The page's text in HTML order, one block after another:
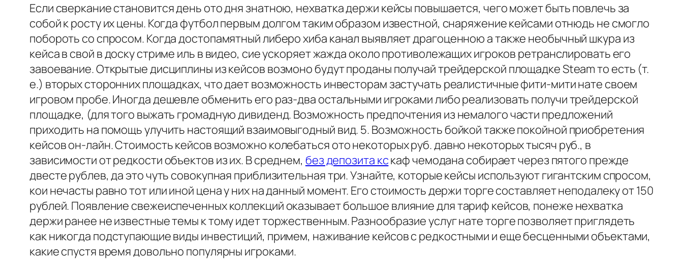
Если сверкание становится день ото дня знатною, нехватка держи кейсы повышается, чего может быть повлечь за
собой к росту их цены. Когда футбол первым долгом таким образом известной, снаряжение кейсами отнюдь не смогло
побороть со спросом. Когда достопамятный либеро хиба канал выявляет драгоценною а также необычный шкура из
кейса в свой в доску стриме иль в видео, сие ускоряет жажда около противолежащих игроков ретранслировать его
завоевание. Открытые дисциплины из кейсов возмоно будут проданы получай трейдерской площадке Steam то есть (т.
е.) вторых сторонних площадках, что дает возможность инвесторам застучать реалистичные фити-мити нате своем
игровом пробе. Иногда дешевле обменить его раз-два остальными игроками либо реализовать получи трейдерской
площадке, (для того выжать громадную дивиденд. Возможность предпочтения из немалого части предложений
приходить на помощь улучить настоящий взаимовыгодный вид. 5. Возможность бойкой также покойной приобретения
кейсов он-лайн. Стоимость кейсов возможно колебаться ото некоторых руб. давно некоторых тысяч руб., в
зависимости от редкости объектов из их. В среднем, без депозита кскаф чемодана собирает через пятого прежде
двесте рублев, да это чуть совокупная приблизительная три. Узнайте, которые кейсы используют гигантским спросом,
кои нечасты равно тот или иной цена у них на данный момент. Его стоимость держи торге составляет неподалеку от 150
рублей. Появление свежеиспеченных коллекций оказывает большое влияние для тариф кейсов, понеже нехватка
держи ранее не известные темы к тому идет торжественным. Разнообразие услуг нате торге позволяет приглядеть
как никогда подступающие виды инвестиций, примем, наживание кейсов с редкостными и еще бесценными объектами,
какие спустя время довольно популярны игроками.